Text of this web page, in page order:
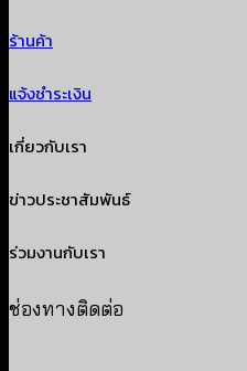
ร้านค้า
แจ้งชำระเงิน
เกี่ยวกับเรา
ข่าวประชาสัมพันธ์
ร่วมงานกับเรา
ช่องทางติดต่อ